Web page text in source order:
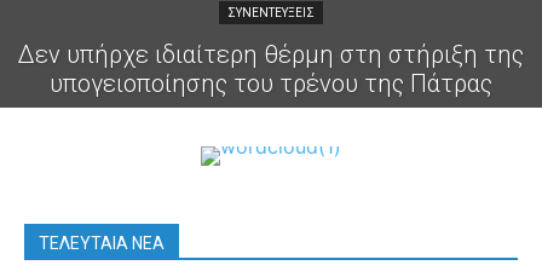
ΣΥΝΕΝΤΕΎΞΕΙΣ
Δεν υπήρχε ιδιαίτερη θέρμη στη στήριξη της
υπογειοποίησης του τρένου της Πάτρας
ΤΕΛΕΥΤΑΙΑ ΝΕΑ